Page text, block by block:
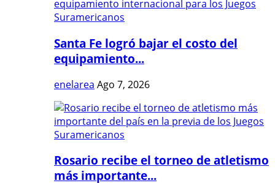
Santa Fe logró bajar el costo del
equipamiento...
enelarea Ago 7, 2026
Rosario recibe el torneo de atletismo
más importante...